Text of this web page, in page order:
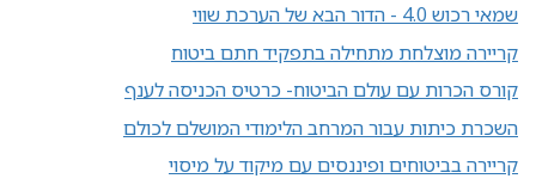
שמאי רכוש 4.0 - הדור הבא של הערכת שווי
קריירה מוצלחת מתחילה בתפקיד חתם ביטוח
קורס הכרות עם עולם הביטוח- כרטיס הכניסה לענף
השכרת כיתות עבור המרחב הלימודי המושלם לכולם
קריירה בביטוחים ופיננסים עם מיקוד על מיסוי